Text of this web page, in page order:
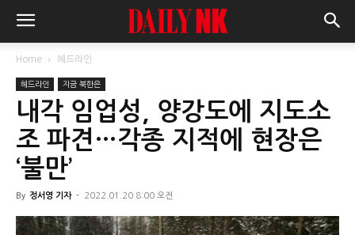
Home 헤드라인
헤드라인 지금 북한은
내각 임업성, 양강도에 지도소
조 파견…각종 지적에 현장은
‘불만’
By 정서영 기자 - 2022.01.20 8:00 오전